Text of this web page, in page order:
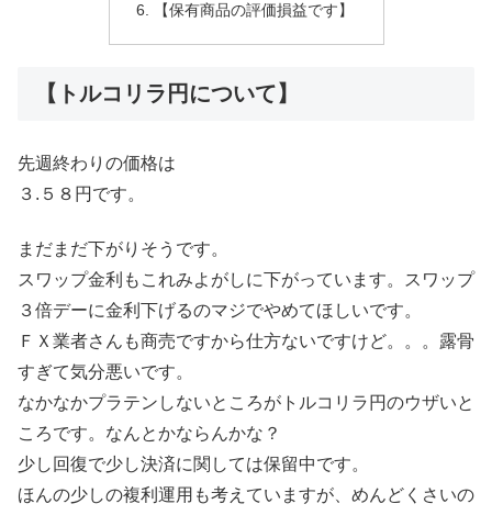
【保有商品の評価損益です】
【トルコリラ円について】
先週終わりの価格は
３.５８円です。
まだまだ下がりそうです。
スワップ金利もこれみよがしに下がっています。スワップ
３倍デーに金利下げるのマジでやめてほしいです。
ＦＸ業者さんも商売ですから仕方ないですけど。。。露骨
すぎて気分悪いです。
なかなかプラテンしないところがトルコリラ円のウザいと
ころです。なんとかならんかな？
少し回復で少し決済に関しては保留中です。
ほんの少しの複利運用も考えていますが、めんどくさいの